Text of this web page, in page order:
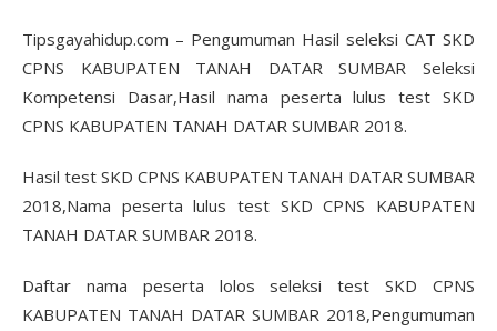
Tipsgayahidup.com – Pengumuman Hasil seleksi CAT SKD
CPNS KABUPATEN TANAH DATAR SUMBAR Seleksi
Kompetensi Dasar,Hasil nama peserta lulus test SKD
CPNS KABUPATEN TANAH DATAR SUMBAR 2018.
Hasil test SKD CPNS KABUPATEN TANAH DATAR SUMBAR
2018,Nama peserta lulus test SKD CPNS KABUPATEN
TANAH DATAR SUMBAR 2018.
Daftar nama peserta lolos seleksi test SKD CPNS
KABUPATEN TANAH DATAR SUMBAR 2018,Pengumuman